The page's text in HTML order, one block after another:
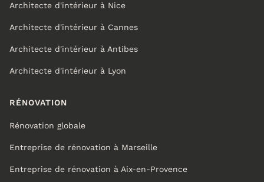
Architecte d'intérieur à Nice
Architecte d'intérieur à Cannes
Architecte d'intérieur à Antibes
Architecte d'intérieur à Lyon
RÉNOVATION
Rénovation globale
Entreprise de rénovation à Marseille
Entreprise de rénovation à Aix-en-Provence